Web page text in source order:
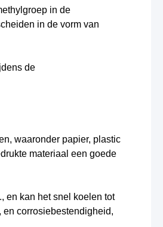
in de
in de vorm van
de
waaronder papier, plastic
materiaal een goede
en kan het snel koelen tot
corrosiebestendigheid,